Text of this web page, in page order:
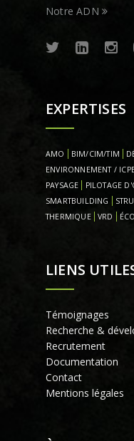
Notre ADN
EXPERTISES
AMO BIM/CIM/TIM
ENVIRONNEMENT /
PAYSAGE
PILOTAGE
SMARTBUILDING
THERMIQUE
VRD
LIENS
Témoignages
Recherche &
Recrutement
Documentation
Contact
Mentions légales